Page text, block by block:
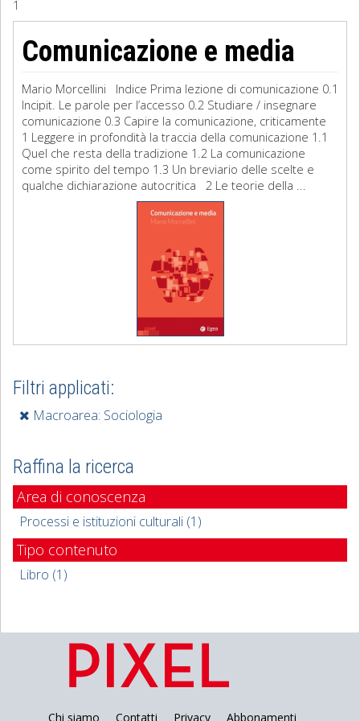
Filosofia
Storia
Matematica
Diritto
1
Comunicazione e media
Mario Morcellini Indice Prima lezione di comunicazione 0.1
Incipit. Le parole per l’accesso 0.2 Studiare / insegnare
comunicazione 0.3 Capire la comunicazione, criticamente
1 Leggere in profondità la traccia della comunicazione 1.1
Quel che resta della tradizione 1.2 La comunicazione
come spirito del tempo 1.3 Un breviario delle scelte e
qualche dichiarazione autocritica 2 Le teorie della ...
Filtri applicati:
Macroarea: Sociologia
Raffina la ricerca
Area di conoscenza
Processi e istituzioni culturali (1)
Tipo contenuto
Libro (1)
Chi siamo Contatti Privacy Abbonamenti